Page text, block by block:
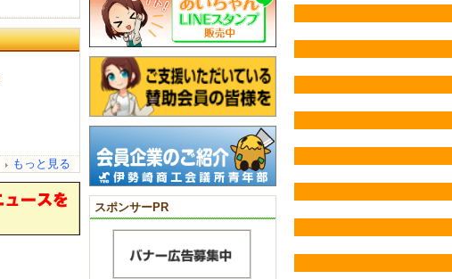
もっと見る
スポンサーPR